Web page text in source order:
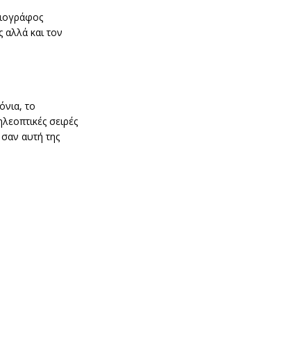
αλλά και τον
το
σειρές
αυτή της